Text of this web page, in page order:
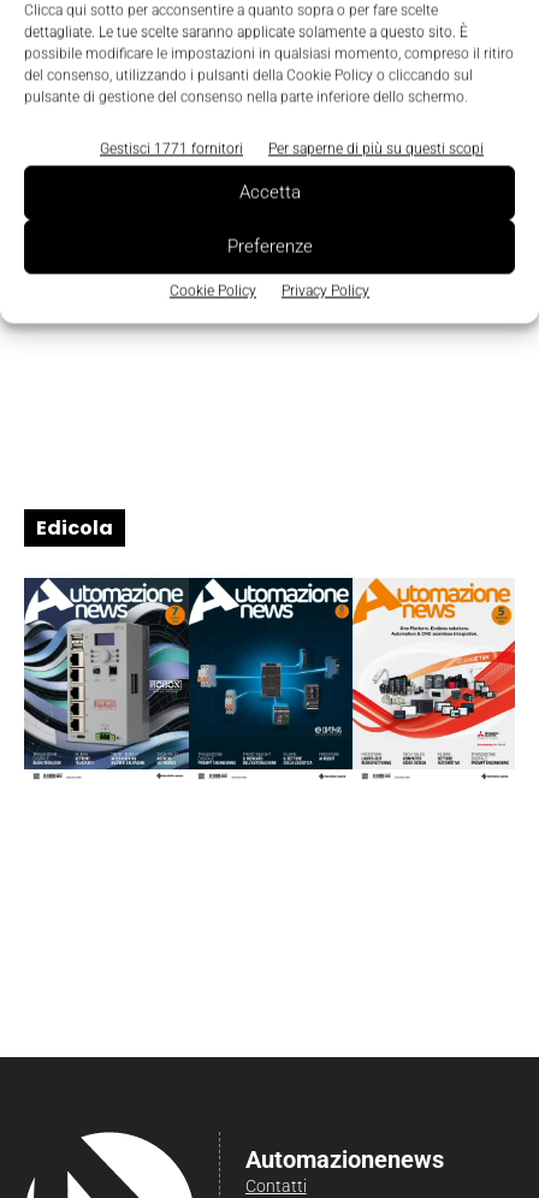
Clicca qui sotto per acconsentire a quanto sopra o per fare scelte
dettagliate. Le tue scelte saranno applicate solamente a questo sito. È
possibile modificare le impostazioni in qualsiasi momento, compreso il ritiro
del consenso, utilizzando i pulsanti della Cookie Policy o cliccando sul
pulsante di gestione del consenso nella parte inferiore dello schermo.
Gestisci 1771 fornitori Per saperne di più su questi scopi
Accetta
Preferenze
Cookie Policy Privacy Policy
Al via Comet Plus, workshop sull’Industria
4.0 per il settore metalmeccanico
La Redazione 26 Novembre 2018
Edicola
Automazionenews
Contatti